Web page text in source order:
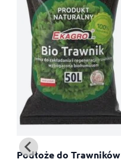
Podłoże do Trawników